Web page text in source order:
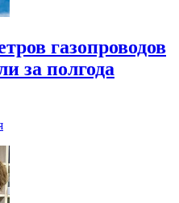
газопроводов
за полгода